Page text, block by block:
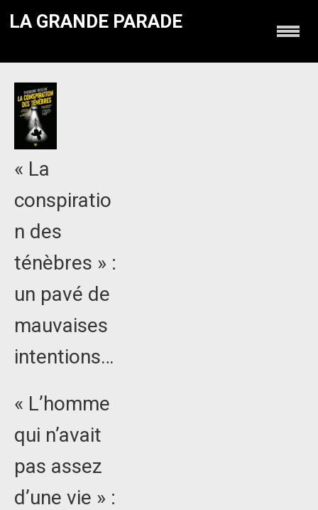
LA GRANDE PARADE
« La
conspiratio
n des
ténèbres » :
un pavé de
mauvaises
intentions…
« L’homme
qui n’avait
pas assez
d’une vie » :